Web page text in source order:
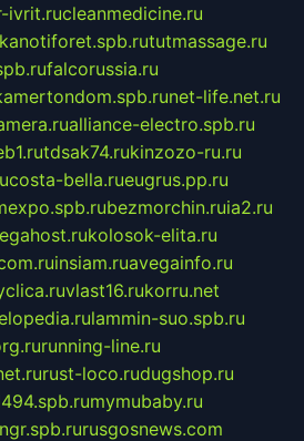
ivrit.rucleanmedicine.ru
kanotiforet.spb.rututmassage.ru
falcorussia.ru
net-life.net.ru
alliance-electro.spb.ru
tdsak74.rukinzozo-ru.ru
costa-bella.rueugrus.pp.ru
bezmorchin.ruia2.ru
kolosok-elita.ru
insiam.ruavegainfo.ru
vlast16.rukorru.net
lammin-suo.spb.ru
running-line.ru
rust-loco.rudugshop.ru
mymubaby.ru
ngr.spb.rurusgosnews.com